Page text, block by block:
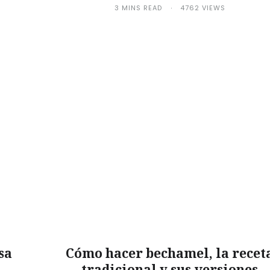
3 MINS READ 4762 VIEWS
Cómo hacer bechamel, la